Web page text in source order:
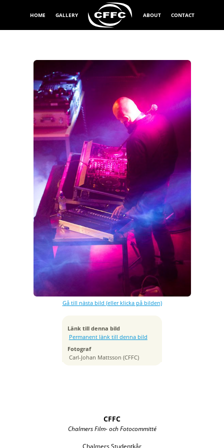
HOME GALLERY ABOUT CONTACT
Gå till nästa bild (eller klicka på bilden)
Länk till denna bild
Permanent länk till denna bild
Fotograf
Carl-Johan Mattsson (CFFC)
Exponeringstid
1/60 sek
Bländare
f/3.5
Tagen
ISO
1250
Brännvidd
67 mm
CFFC
Chalmers Film- och Fotocommitté